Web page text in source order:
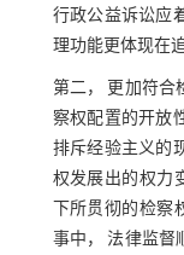
行政公益诉讼应
理功能更体现在
第二， 更加符合
察权配置的开放
排斥经验主义的
权发展出的权力
下所贯彻的检
事中， 法律监督